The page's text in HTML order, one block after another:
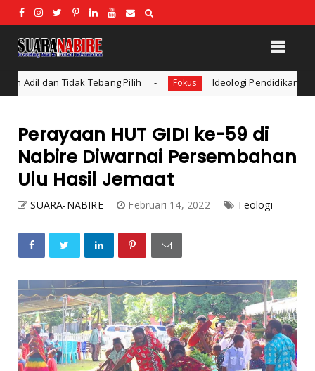
Pilih Fokus Ideologi Pendidikan: Konsep dan Bentuk
Perayaan HUT GIDI ke-59 di
Nabire Diwarnai Persembahan
Ulu Hasil Jemaat
SUARA-NABIRE Februari 14, 2022 Teologi